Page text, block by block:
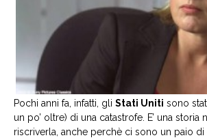
Pochi anni fa, infatti, gli Stati Uniti sono
un po’ oltre) di una catastrofe. E’ una
riscriverla, anche perchè ci sono un paio